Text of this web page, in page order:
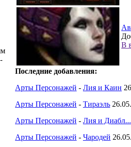
В
Последние добавления:
Арты Персонажей - Лия и Каин
Арты Персонажей - Тираэль
Арты Персонажей - Лия и Диабл...
Арты Персонажей - Чародей